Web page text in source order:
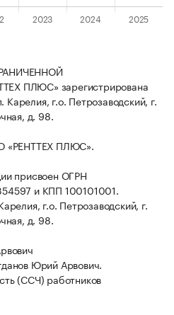
ПЛЮС» зарегистрирована
Карелия, г.о. Петрозаводский, г.
д. 98.
«РЕНТТЕХ ПЛЮС».
присвоен ОГРН
и КПП 100101001.
г.о. Петрозаводский, г.
д. 98.
Юрий Арвович.
(ССЧ) работников